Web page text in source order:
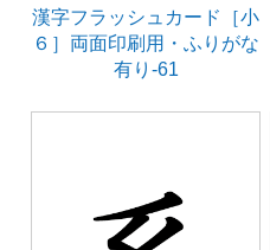
漢字フラッシュカード［小
６］両面印刷用・ふりがな
有り-61